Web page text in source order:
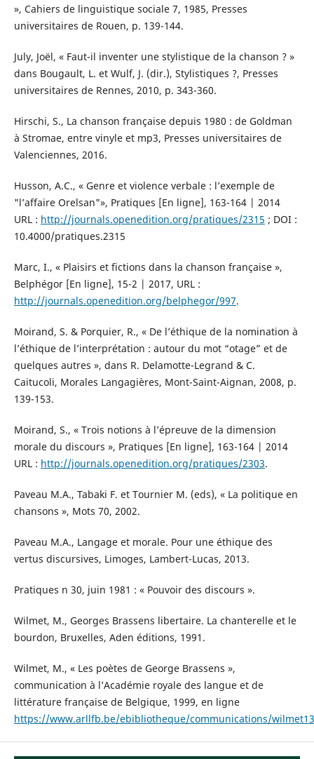
», Cahiers de linguistique sociale 7, 1985, Presses
universitaires de Rouen, p. 139-144.
July, Joël, « Faut-il inventer une stylistique de la chanson ? »
dans Bougault, L. et Wulf, J. (dir.), Stylistiques ?, Presses
universitaires de Rennes, 2010, p. 343-360.
Hirschi, S., La chanson française depuis 1980 : de Goldman
à Stromae, entre vinyle et mp3, Presses universitaires de
Valenciennes, 2016.
Husson, A.C., « Genre et violence verbale : l’exemple de
"l’affaire Orelsan"», Pratiques [En ligne], 163-164 | 2014
URL : http://journals.openedition.org/pratiques/2315 ; DOI :
10.4000/pratiques.2315
Marc, I., « Plaisirs et fictions dans la chanson française »,
Belphégor [En ligne], 15-2 | 2017, URL :
http://journals.openedition.org/belphegor/997.
Moirand, S. & Porquier, R., « De l’éthique de la nomination à
l’éthique de l’interprétation : autour du mot “otage” et de
quelques autres », dans R. Delamotte-Legrand & C.
Caitucoli, Morales Langagières, Mont-Saint-Aignan, 2008, p.
139-153.
Moirand, S., « Trois notions à l’épreuve de la dimension
morale du discours », Pratiques [En ligne], 163-164 | 2014
URL : http://journals.openedition.org/pratiques/2303.
Paveau M.A., Tabaki F. et Tournier M. (eds), « La politique en
chansons », Mots 70, 2002.
Paveau M.A., Langage et morale. Pour une éthique des
vertus discursives, Limoges, Lambert-Lucas, 2013.
Pratiques n 30, juin 1981 : « Pouvoir des discours ».
Wilmet, M., Georges Brassens libertaire. La chanterelle et le
bourdon, Bruxelles, Aden éditions, 1991.
Wilmet, M., « Les poètes de George Brassens »,
communication à l’Académie royale des langue et de
littérature française de Belgique, 1999, en ligne
https://www.arllfb.be/ebibliotheque/communications/